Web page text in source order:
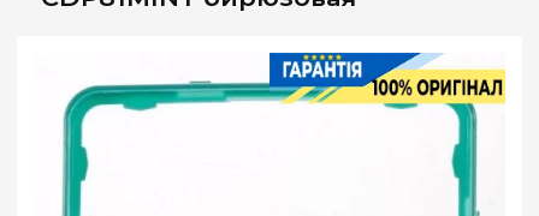
Viber Telegram